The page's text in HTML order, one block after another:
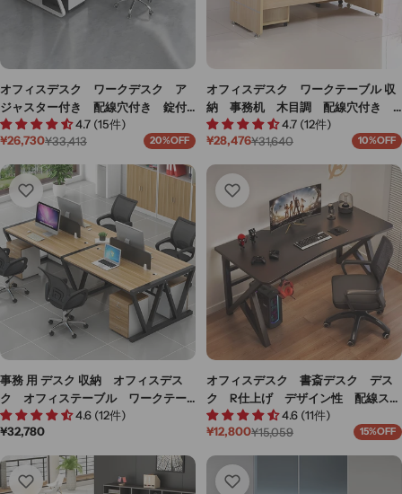
オフィスデスク ワークデスク ア
ジャスター付き 配線穴付き 錠付
き 扉付き収納 トップパネル付
き キャスター付き ホワイト カ
4.7 (15件)
セ
ル
価
¥26,730
通
価
格
¥33,413 20%OFF
オフィスデスク ワークテーブル 収
納 事務机 木目調 配線穴付き
角丸 サイドキャビネット付き シ
リンダー錠付き ナチュラル カス
4.7 (12件)
セ
価
¥28,476
通
格
¥31,640 10%OFF
事務 用 デスク 収納 オフィスデス
ク オフィステーブル ワークテー
ブル 木目調 配線穴付き 引出し
付き 錠付き シンプル ホワイ
能 BGZ-M-135
4.6 (12件)
通
価
格
¥32,780
オフィスデスク 書斎デスク デス
ク R仕上げ デザイン性 配線スペ
ース シンプル ブラック BGZ-M-
132
4.6 (11件)
セ
価
¥12,800
通
格
¥15,059 15%OFF